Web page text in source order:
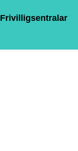
Frivilligsentralar